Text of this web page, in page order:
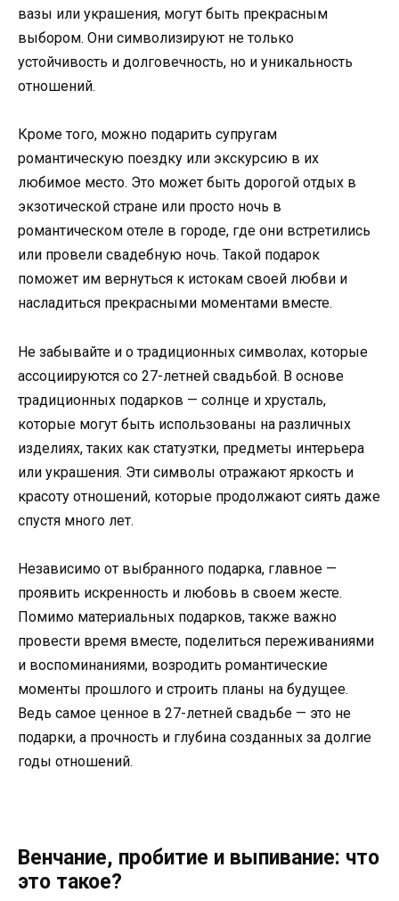
вазы или украшения, могут быть прекрасным
выбором. Они символизируют не только
устойчивость и долговечность, но и уникальность
отношений.
Кроме того, можно подарить супругам
романтическую поездку или экскурсию в их
любимое место. Это может быть дорогой отдых в
экзотической стране или просто ночь в
романтическом отеле в городе, где они встретились
или провели свадебную ночь. Такой подарок
поможет им вернуться к истокам своей любви и
насладиться прекрасными моментами вместе.
Не забывайте и о традиционных символах, которые
ассоциируются со 27-летней свадьбой. В основе
традиционных подарков — солнце и хрусталь,
которые могут быть использованы на различных
изделиях, таких как статуэтки, предметы интерьера
или украшения. Эти символы отражают яркость и
красоту отношений, которые продолжают сиять даже
спустя много лет.
Независимо от выбранного подарка, главное —
проявить искренность и любовь в своем жесте.
Помимо материальных подарков, также важно
провести время вместе, поделиться переживаниями
и воспоминаниями, возродить романтические
моменты прошлого и строить планы на будущее.
Ведь самое ценное в 27-летней свадьбе — это не
подарки, а прочность и глубина созданных за долгие
годы отношений.
Венчание, пробитие и выпивание: что
это такое?